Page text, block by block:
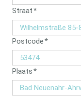
Verplicht
veld
Straat*
Verplicht
veld
Postcode*
Verplicht
veld
Plaats*